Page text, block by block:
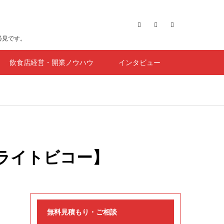
です。
飲食店経営・開業ノウハウ インタビュー
トビコー】
無料見積もり・ご相談